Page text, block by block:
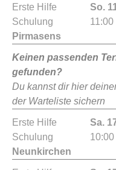
Erste Hilfe
Schulung
Pirmasens
So.
Keinen passenden
gefunden?
Du kannst dir hier
der Warteliste sichern
Erste Hilfe
Schulung
Neunkirchen
Sa.